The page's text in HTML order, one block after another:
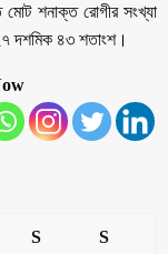
শনাক্ত রোগীর সংখ্যা
দশমিক ৪৩ শতাংশ।
S S